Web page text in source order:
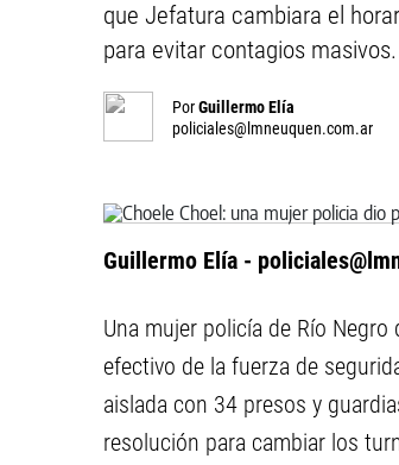
que Jefatura cambiara el
para evitar contagios masivos.
PorGuillermo Elía
policiales@lmneuquen.com.ar
Guillermo Elía -
Una mujer policía de Río Negro
efectivo de la fuerza de
aislada con 34 presos y
resolución para cambiar los